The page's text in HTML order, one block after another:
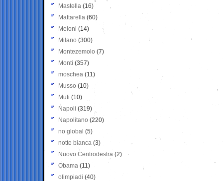
Mastella (16)
Mattarella (60)
Meloni (14)
Milano (300)
Montezemolo (7)
Monti (357)
moschea (11)
Musso (10)
Muti (10)
Napoli (319)
Napolitano (220)
no global (5)
notte bianca (3)
Nuovo Centrodestra (2)
Obama (11)
olimpiadi (40)